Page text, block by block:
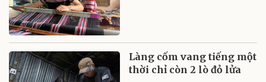
Làng cốm vang tiếng một
thời chỉ còn 2 lò đỏ lửa